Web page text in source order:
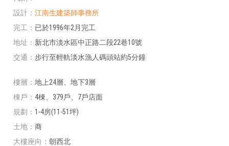
設計
江南生建築師事務所
完工
已於1996年2月完工
地址
新北市淡水區中正路二段22巷10號
交通
步行至輕軌淡水漁人碼頭站約5分鐘
樓層
地上24層、地下3層
棟戶
4棟、379戶、7戶店面
規劃
1-4房(11-51坪)
土地
商
大樓座向
朝西北